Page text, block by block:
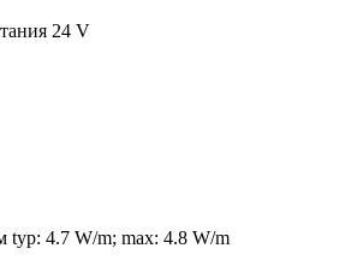
24 V
typ: 4.7 W/m; max: 4.8 W/m